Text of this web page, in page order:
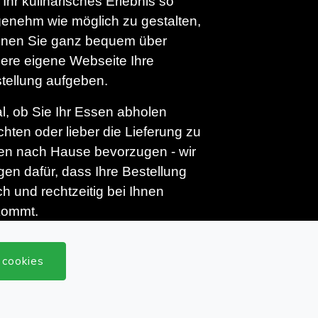
wie möglich zu gestalten,
Sie ganz bequem über
eigene Webseite Ihre
aufgeben.
ob Sie Ihr Essen abholen
oder lieber die Lieferung zu
nach Hause bevorzugen - wir
dafür, dass Ihre Bestellung
und rechtzeitig bei Ihnen
uns auf Ihren Besuch oder
Bestellung und sind bereit, Sie
kulinarische Reise